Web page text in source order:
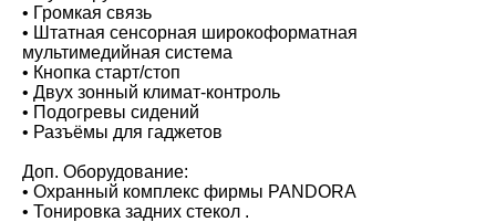
• Громкая связь
• Штатная сенсорная широкоформатная
мультимедийная система
• Кнопка старт/стоп
• Двух зонный климат-контроль
• Подогревы сидений
• Разъёмы для гаджетов
Доп. Оборудование:
• Охранный комплекс фирмы PANDORA
• Тонировка задних стекол .